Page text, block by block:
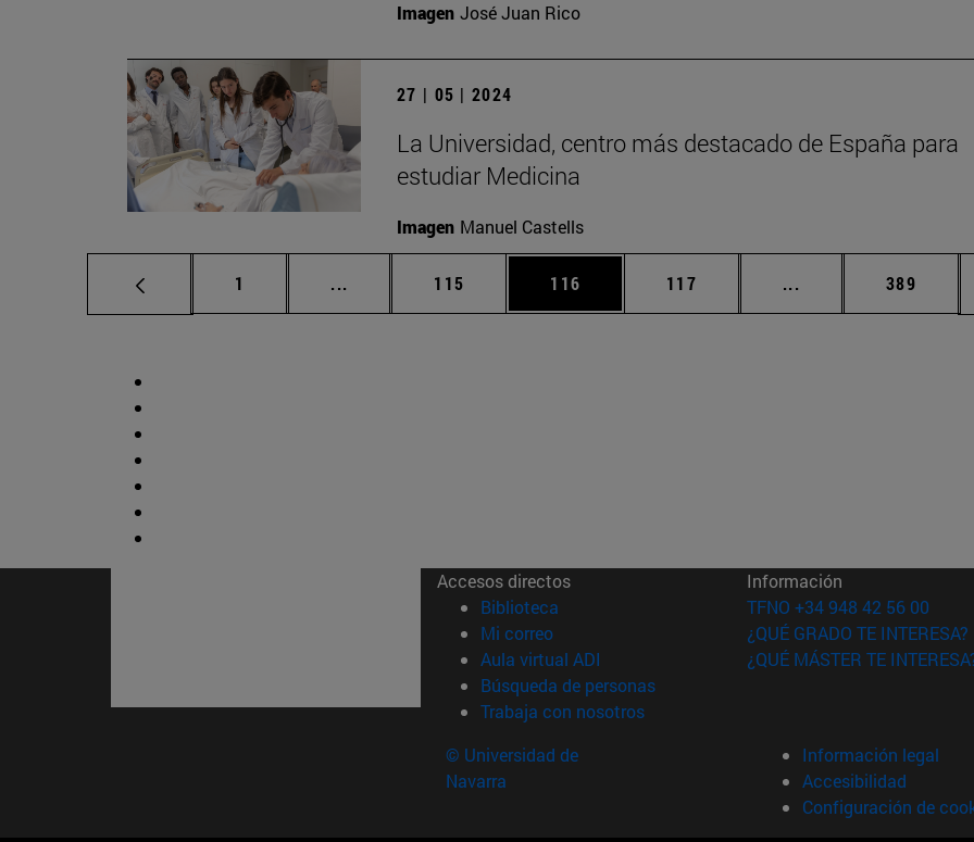
Imagen José Juan Rico
27 | 05 | 2024
La Universidad, centro más destacado de España para
estudiar Medicina
Imagen Manuel Castells
Página
1 ... Páginas intermedias Use TAB para desplazarse.
Página
115 Página
116 Página
117 ... Páginas intermedias
Página
389
Accesos directos
Biblioteca (abre en nueva ventana)
Mi correo(abre en nueva ventana)
Aula virtual ADI (abre en nueva ventana)
Búsqueda de personas(abre en nueva ventana)
Trabaja con nosotros(abre en nueva ventana)
Información
TFNO +34 948 42 56 00
¿QUÉ GRADO TE INTERESA?
¿QUÉ MÁSTER TE
© Universidad de
Navarra
Información legal
Accesibilidad
Configuración de